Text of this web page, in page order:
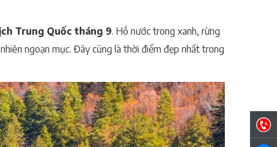
Trung Quốc tháng 9. Hồ nước trong xanh, rừng
ngoạn mục. Đây cũng là thời điểm đẹp nhất trong